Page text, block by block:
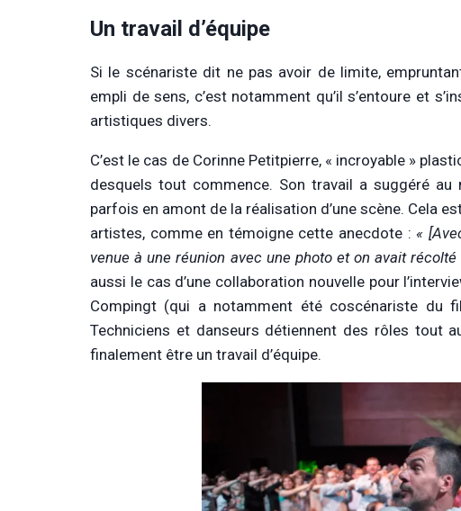
Un travail d’équipe
Si le scénariste dit ne pas avoir de limite,
empli de sens, c’est notamment qu’il s’entoure et
artistiques divers.
C’est le cas de Corinne Petitpierre, « incroyable »
desquels tout commence. Son travail a suggéré
parfois en amont de la réalisation d’une scène. Cela
artistes, comme en témoigne cette anecdote : «
venue à une réunion avec une photo et on avait récolté
aussi le cas d’une collaboration nouvelle pour
Compingt (qui a notamment été coscénariste du
Techniciens et danseurs détiennent des rôles tout
finalement être un travail d’équipe.